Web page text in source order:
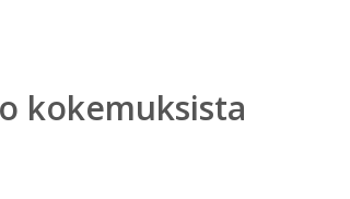
kokemuksista